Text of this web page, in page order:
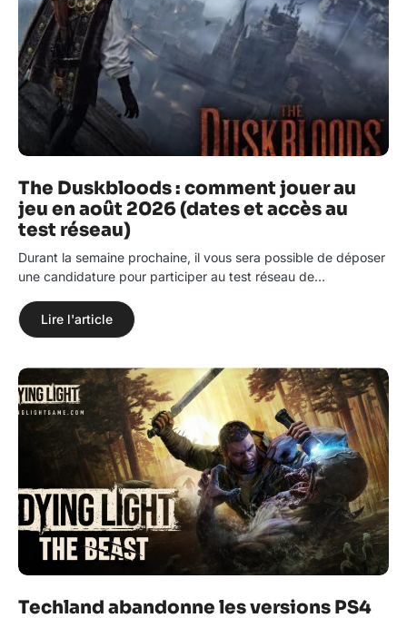
The Duskbloods : comment jouer au
jeu en août 2026 (dates et accès au
test réseau)
Durant la semaine prochaine, il vous sera possible de déposer
une candidature pour participer au test réseau de…
Lire l'article
Techland abandonne les versions PS4